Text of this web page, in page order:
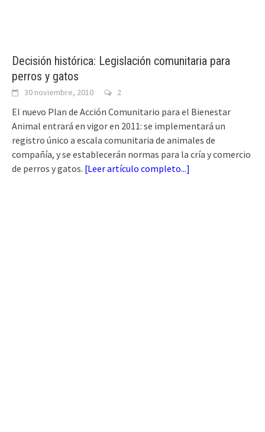
Decisión histórica: Legislación comunitaria para
perros y gatos
30 noviembre, 2010 2
El nuevo Plan de Acción Comunitario para el Bienestar
Animal entrará en vigor en 2011: se implementará un
registro único a escala comunitaria de animales de
compañía, y se establecerán normas para la cría y comercio
de perros y gatos. [Leer artículo completo...]